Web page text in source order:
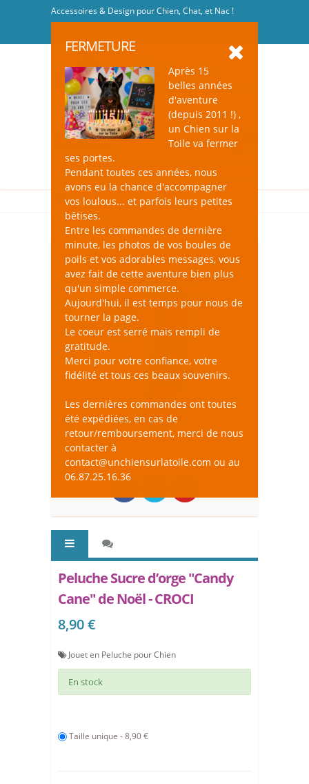
Accessoires & Design pour Chien, Chat, et Nac !
FERMETURE
Après 15
belles années
d'aventure
(depuis 2011 !) ,
un Chien sur la
Toile va fermer
ses portes.
Pendant toutes ces années, nous
avons eu la chance d'accompagner
vos loulous... et parfois leurs petites
bêtises.
Entre les commandes de dernière
minute, les photos de vos boules de
poils et vos adorables messages, vous
avez fait de cette aventure bien plus
qu'un simple commerce.
Aujourd'hui, il est temps pour nous de
tourner la page.
Le coeur est serré mais rempli de
gratitude.
Merci pour votre confiance, votre
fidélité et tous ces beaux souvenirs.
Les dernières commandes ont toutes
été expédiées, en cas de
retour/remboursement, merci de nous
contacter à
contact@unchiensurlatoile.com ou au
06.87.25.16.36
Peluche Sucre d’orge "Candy
Cane" de Noël - CROCI
8,90 €
Jouet en Peluche pour Chien
En stock
Taille unique - 8,90 €